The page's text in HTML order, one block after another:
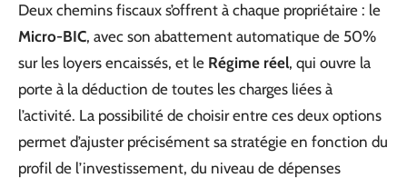
Deux chemins fiscaux s’offrent à chaque propriétaire : le
Micro-BIC, avec son abattement automatique de 50%
sur les loyers encaissés, et le Régime réel, qui ouvre la
porte à la déduction de toutes les charges liées à
l’activité. La possibilité de choisir entre ces deux options
permet d’ajuster précisément sa stratégie en fonction du
profil de l’investissement, du niveau de dépenses